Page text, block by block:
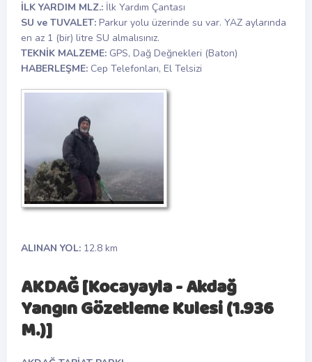
İLK YARDIM MLZ.: İlk Yardım Çantası
SU ve TUVALET: Parkur yolu üzerinde su var. YAZ aylarında
en az 1 (bir) litre SU almalısınız.
TEKNİK MALZEME: GPS, Dağ Değnekleri (Baton)
HABERLEŞME: Cep Telefonları, El Telsizi
ALINAN YOL: 12.8 km
AKDAĞ [Kocayayla - Akdağ
Yangın Gözetleme Kulesi (1.936
M.)]